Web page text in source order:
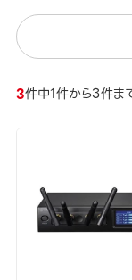
3件中1件から3件ま